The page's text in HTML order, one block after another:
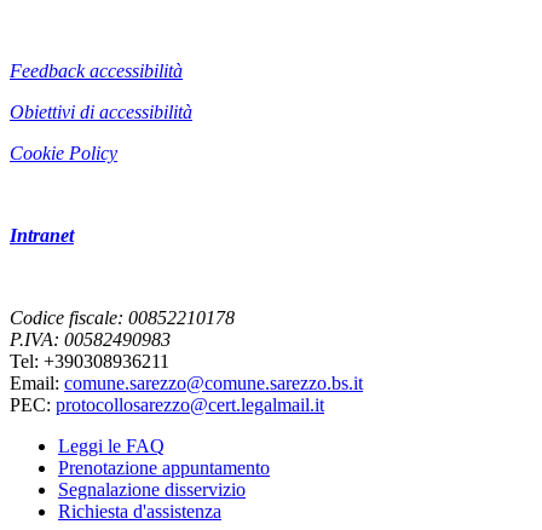
Feedback accessibilità
Obiettivi di accessibilità
Cookie Policy
Intranet
Codice fiscale: 00852210178
P.IVA: 00582490983
Tel: +390308936211
Email: comune.sarezzo@comune.sarezzo.bs.it
PEC: protocollosarezzo@cert.legalmail.it
Leggi le FAQ
Prenotazione appuntamento
Segnalazione disservizio
Richiesta d'assistenza